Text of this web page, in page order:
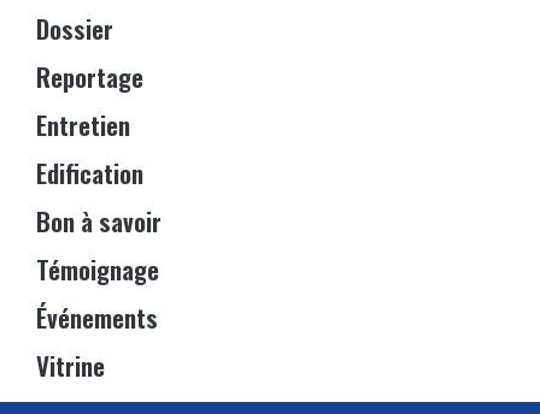
Dossier
Reportage
Entretien
Edification
Bon à savoir
Témoignage
Événements
Vitrine